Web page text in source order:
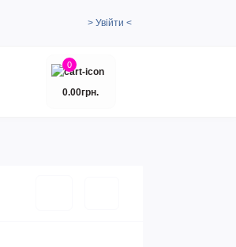
> Увійти <
0
0.00грн.